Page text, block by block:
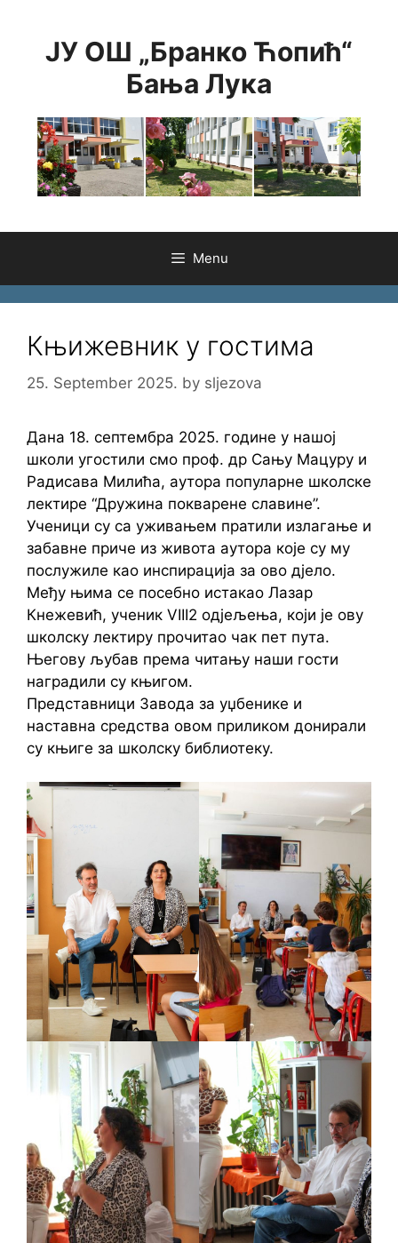
contentЈУ ОШ „Бранко Ћопић“
Бања Лука
Menu
Књижевник у гостима
25. September 2025. by sljezova
Дана 18. септембра 2025. године у нашој
школи угостили смо проф. др Сању Мацуру и
Радисава Милића, аутора популарне школске
лектире “Дружина покварене славине”.
Ученици су са уживањем пратили излагање и
забавне приче из живота аутора које су му
послужиле као инспирација за ово дјело.
Међу њима се посебно истакао Лазар
Кнежевић, ученик VIII2 одјељења, који је ову
школску лектиру прочитао чак пет пута.
Његову љубав према читању наши гости
наградили су књигом.
Представници Завода за уџбенике и
наставна средства овом приликом донирали
су књиге за школску библиотеку.